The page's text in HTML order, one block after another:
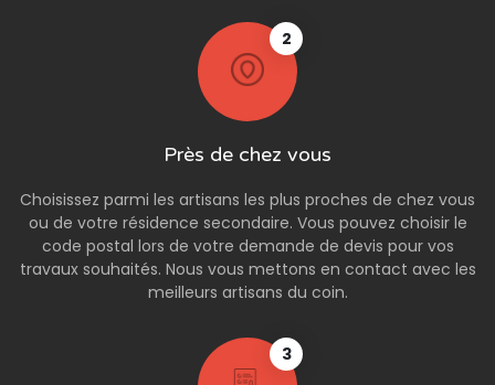
2
Près de chez vous
Choisissez parmi les artisans les plus proches de chez vous
ou de votre résidence secondaire. Vous pouvez choisir le
code postal lors de votre demande de devis pour vos
travaux souhaités. Nous vous mettons en contact avec les
meilleurs artisans du coin.
3